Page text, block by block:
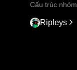
Cấu trúc nhóm
Ripleys